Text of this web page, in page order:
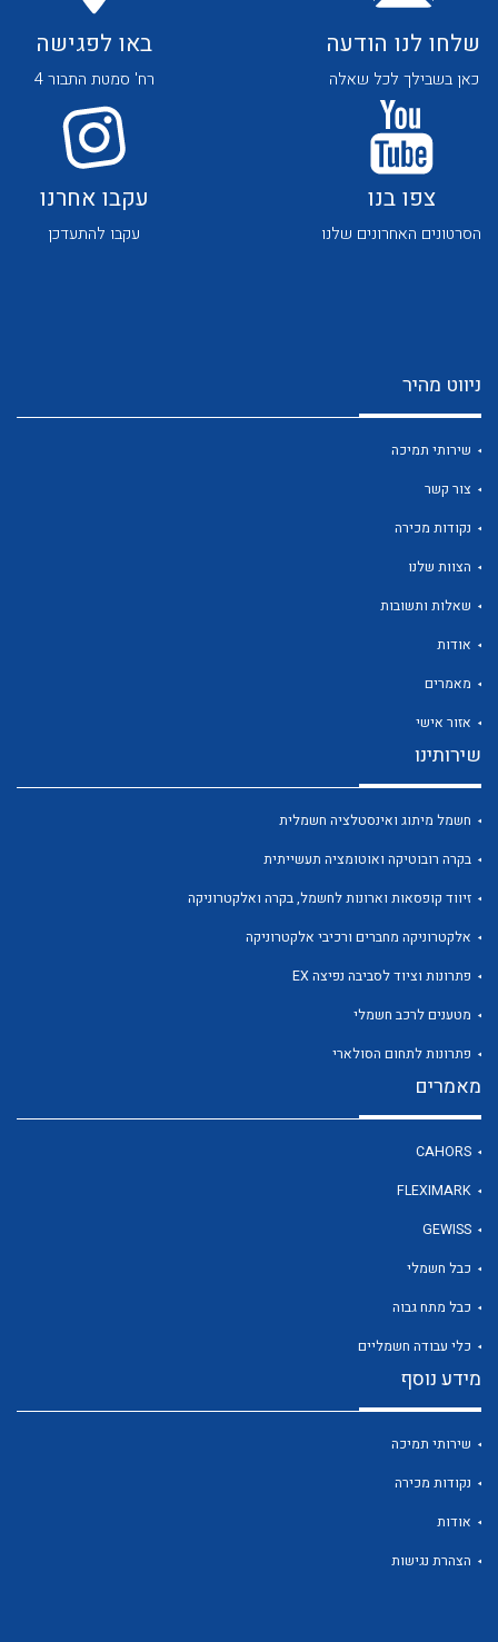
לכל מוצרי היצרן לכל מוצרי היצרן
לכל מוצרי היצרן
לכל מוצרי היצרן
שלחו לנו הודעה
כאן בשבילך לכל שאלה
באו לפגישה
רח' סמטת התבור 4
צפו בנו
הסרטונים האחרונים שלנו
עקבו אחרנו
עקבו להתעדכן
ניווט מהיר
שירותי תמיכה
צור קשר
נקודות מכירה
הצוות שלנו
שאלות ותשובות
אודות
מאמרים
אזור אישי
שירותינו
חשמל מיתוג ואינסטלציה חשמלית
בקרה רובוטיקה ואוטומציה תעשייתית
זיווד קופסאות וארונות לחשמל, בקרה ואלקטרוניקה
אלקטרוניקה מחברים ורכיבי אלקטרוניקה
פתרונות וציוד לסביבה נפיצה EX
מטענים לרכב חשמלי
פתרונות לתחום הסולארי
מאמרים
CAHORS
FLEXIMARK
GEWISS
כבל חשמלי
כבל מתח גבוה
כלי עבודה חשמליים
מידע נוסף
שירותי תמיכה
נקודות מכירה
אודות
הצהרת נגישות